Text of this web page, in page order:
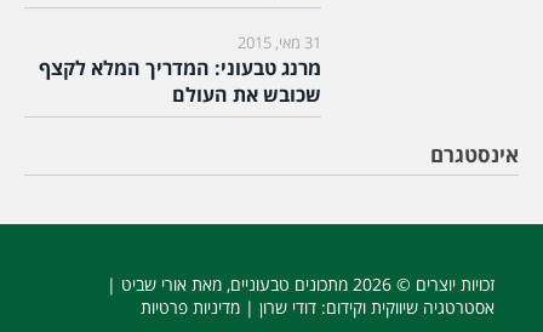
31 מאי, 2015
מרנג טבעוני: המדריך המלא לקצף
שכובש את העולם
אינסטגרם
זכויות יוצרים © 2026 מתכונים טבעוניים, מאת אורי שביט |
אסטרטגיה שיווקית וקידום: דודי שרון | מדיניות פרטיות